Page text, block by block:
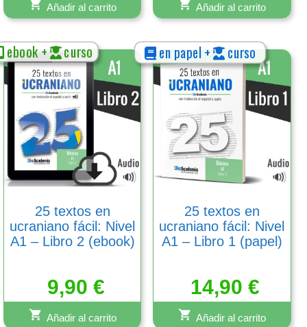
Añadir al carrito Añadir al carrito
ebook + curso
25 textos en
ucraniano fácil: Nivel
A1 – Libro 2 (ebook)
9,90 €
Añadir al carrito
en papel + curso
25 textos en
ucraniano fácil: Nivel
A1 – Libro 1 (papel)
14,90€
Añadir al carrito